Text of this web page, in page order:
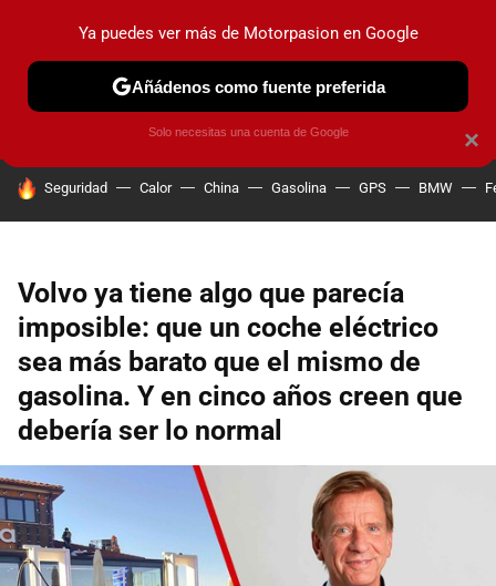
PRUEBAS COCHES ELÉCTRICOS OBSERVATORIO
HOY SE HABLA DE
Seguridad Calor China Gasolina GPS BMW
Volvo ya tiene algo que parecía
imposible: que un coche eléctrico
sea más barato que el mismo de
gasolina. Y en cinco años creen que
debería ser lo normal
×
Ya puedes ver más de Motorpasion en Google
Añádenos como fuente preferida
Solo necesitas una cuenta de Google